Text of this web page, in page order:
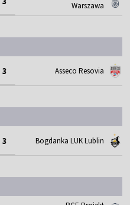
Warszawa
Asseco Resovia
Bogdanka LUK Lublin